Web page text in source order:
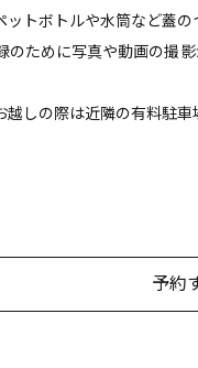
トボトルや水筒など蓋
のために写真や動画の撮
しの際は近隣の有料駐
予約